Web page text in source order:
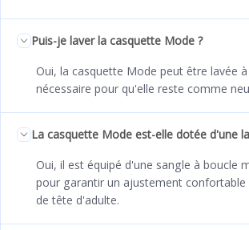
Puis-je laver la casquette Mode ?
Oui, la casquette Mode peut être lavée
nécessaire pour qu'elle reste comme
La casquette Mode est-elle dotée d'une
Oui, il est équipé d'une sangle à boucle
pour garantir un ajustement confortable
de tête d'adulte.